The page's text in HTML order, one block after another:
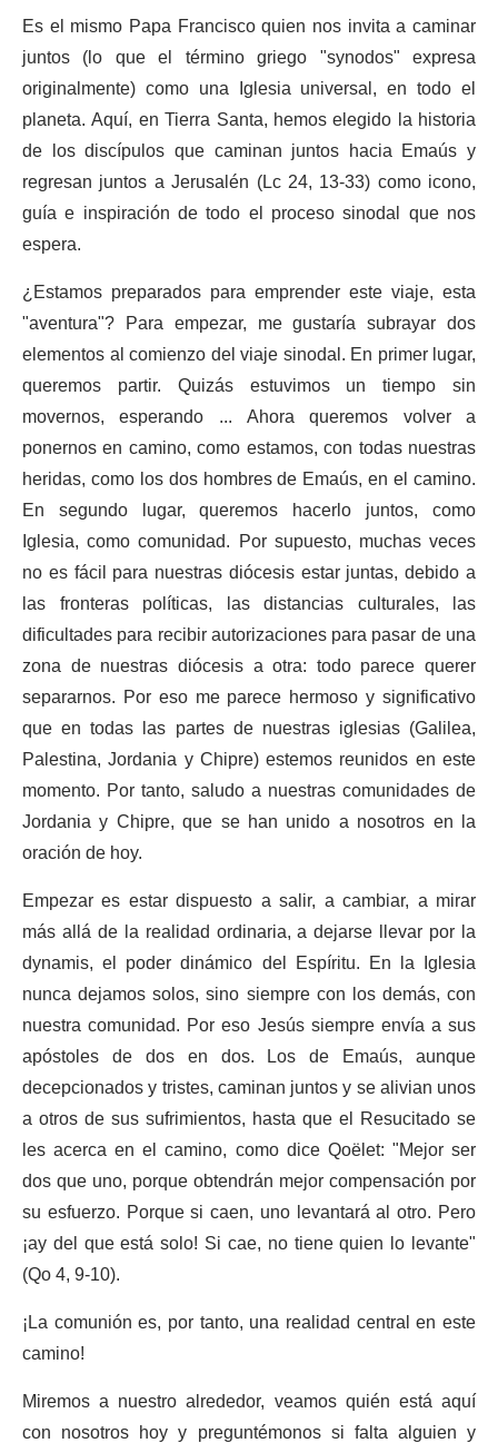
Es el mismo Papa Francisco quien nos invita a caminar
juntos (lo que el término griego "synodos" expresa
originalmente) como una Iglesia universal, en todo el
planeta. Aquí, en Tierra Santa, hemos elegido la historia
de los discípulos que caminan juntos hacia Emaús y
regresan juntos a Jerusalén (Lc 24, 13-33) como icono,
guía e inspiración de todo el proceso sinodal que nos
espera.
¿Estamos preparados para emprender este viaje, esta
"aventura"? Para empezar, me gustaría subrayar dos
elementos al comienzo del viaje sinodal. En primer lugar,
queremos partir. Quizás estuvimos un tiempo sin
movernos, esperando ... Ahora queremos volver a
ponernos en camino, como estamos, con todas nuestras
heridas, como los dos hombres de Emaús, en el camino.
En segundo lugar, queremos hacerlo juntos, como
Iglesia, como comunidad. Por supuesto, muchas veces
no es fácil para nuestras diócesis estar juntas, debido a
las fronteras políticas, las distancias culturales, las
dificultades para recibir autorizaciones para pasar de una
zona de nuestras diócesis a otra: todo parece querer
separarnos. Por eso me parece hermoso y significativo
que en todas las partes de nuestras iglesias (Galilea,
Palestina, Jordania y Chipre) estemos reunidos en este
momento. Por tanto, saludo a nuestras comunidades de
Jordania y Chipre, que se han unido a nosotros en la
oración de hoy.
Empezar es estar dispuesto a salir, a cambiar, a mirar
más allá de la realidad ordinaria, a dejarse llevar por la
dynamis, el poder dinámico del Espíritu. En la Iglesia
nunca dejamos solos, sino siempre con los demás, con
nuestra comunidad. Por eso Jesús siempre envía a sus
apóstoles de dos en dos. Los de Emaús, aunque
decepcionados y tristes, caminan juntos y se alivian unos
a otros de sus sufrimientos, hasta que el Resucitado se
les acerca en el camino, como dice Qoëlet: "Mejor ser
dos que uno, porque obtendrán mejor compensación por
su esfuerzo. Porque si caen, uno levantará al otro. Pero
¡ay del que está solo! Si cae, no tiene quien lo levante"
(Qo 4, 9-10).
¡La comunión es, por tanto, una realidad central en este
camino!
Miremos a nuestro alrededor, veamos quién está aquí
con nosotros hoy y preguntémonos si falta alguien y